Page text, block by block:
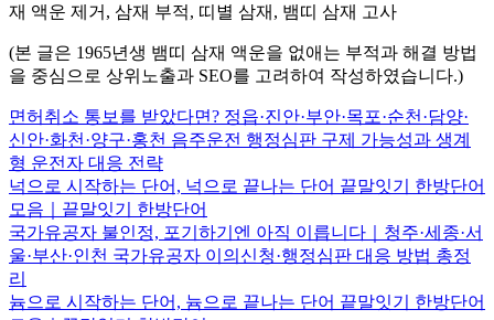
재 액운 제거, 삼재 부적, 띠별 삼재, 뱀띠 삼재 고사
(본 글은 1965년생 뱀띠 삼재 액운을 없애는 부적과 해결 방법
을 중심으로 상위노출과 SEO를 고려하여 작성하였습니다.)
면허취소 통보를 받았다면? 정읍·진안·부안·목포·순천·담양·
신안·화천·양구·홍천 음주운전 행정심판 구제 가능성과 생계
형 운전자 대응 전략
넉으로 시작하는 단어, 넉으로 끝나는 단어 끝말잇기 한방단어
모음｜끝말잇기 한방단어
국가유공자 불인정, 포기하기엔 아직 이릅니다｜청주·세종·서
울·부산·인천 국가유공자 이의신청·행정심판 대응 방법 총정
리
늄으로 시작하는 단어, 늄으로 끝나는 단어 끝말잇기 한방단어